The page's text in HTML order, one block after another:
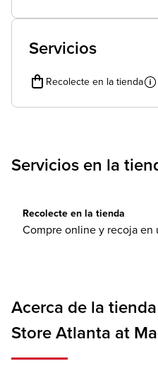
Servicios
Recolecte en la tienda
Servicios en la
Recolecte en la tienda
Compre online y recoja en
Acerca de la
Store Atlanta at